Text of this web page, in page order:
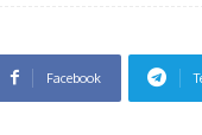
Facebook